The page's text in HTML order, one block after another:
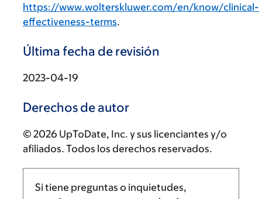
https://www.wolterskluwer.com/en/know/clinical-
effectiveness-terms.
Última fecha de revisión
2023-04-19
Derechos de autor
© 2026 UpToDate, Inc. y sus licenciantes y/o
afiliados. Todos los derechos reservados.
Si tiene preguntas o inquietudes,